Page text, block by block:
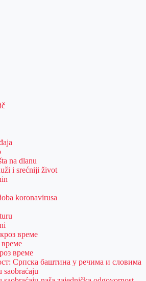
na dlanu
i srećniji život
koronavirusa
време
време
време
Српска баштина у речима и словима
saobraćaju